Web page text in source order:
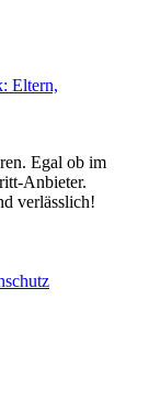
Eltern,
Egal ob im
Anbieter.
verlässlich!